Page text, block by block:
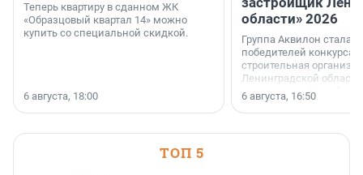
Теперь квартиру в сданном ЖК
«Образцовый квартал 14» можно
купить со специальной скидкой.
6 августа, 18:00
области» 2026
Группа Аквилон стала
победителей конкурса
строительная
Ленинградской области
номинации «Самый
застройщик
области».
6 августа, 16:50
ТОП 5